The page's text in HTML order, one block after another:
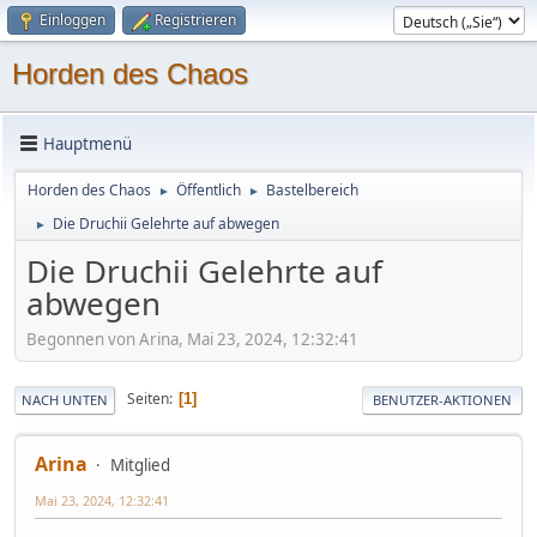
Einloggen Registrieren
Horden des Chaos
Hauptmenü
Horden des Chaos ► Öffentlich ► Bastelbereich
► Die Druchii Gelehrte auf abwegen
Die Druchii Gelehrte auf
abwegen
Begonnen von Arina, Mai 23, 2024, 12:32:41
NACH UNTEN Seiten 1 BENUTZER-AKTIONEN
Arina Mitglied
Mai 23, 2024, 12:32:41